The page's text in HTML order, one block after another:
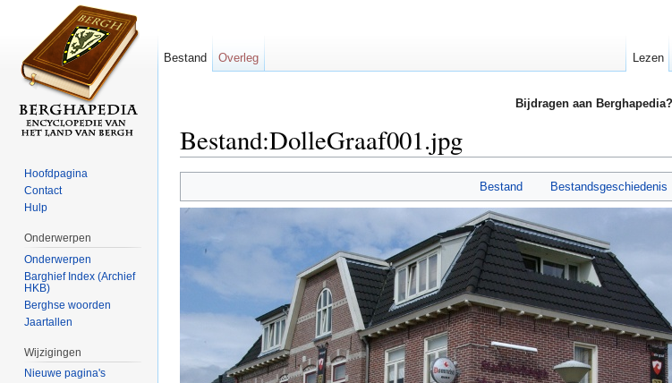
Bijdragen aan Berghapedia?
Bestand:DolleGraaf001.jpg
Bestand Bestandsgeschiedenis
Bestand Overleg Lezen
Hoofdpagina
Contact
Hulp
Onderwerpen
Onderwerpen
Barghief Index (Archief
HKB)
Berghse woorden
Jaartallen
Wijzigingen
Nieuwe pagina's